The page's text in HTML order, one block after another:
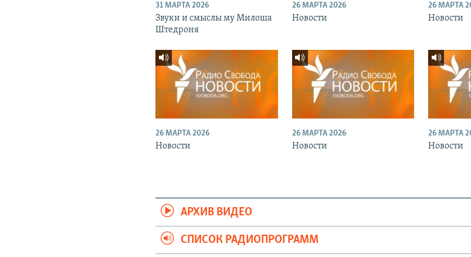
31 МАРТА 2026
Звуки и смыслы му Милоша
Штедроня
26 МАРТА 2026
Новости
26 МАРТА
Новости
26 МАРТА 2026
Новости
26 МАРТА 2026
Новости
26 МАРТА
Новости
АРХИВ ВИДЕО
СПИСОК РАДИОПРОГРАММ